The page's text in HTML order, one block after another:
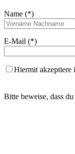
Name (*)
E-Mail (*)
Hiermit akzeptiere
Bitte beweise, dass